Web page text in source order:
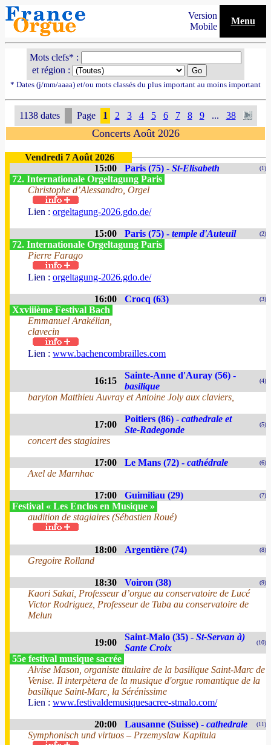
Version
Mobile
Menu
Mots clefs* :
et région :
* Dates (j/mm/aaaa) et/ou mots classés du plus important au moins important
1138 dates Page 1 2 3 4 5 6 7 8 9 ... 38
Concerts Août 2026
Vendredi 7 Août 2026
15:00
Paris (75) - St-Elisabeth (1)
72. Internationale Orgeltagung Paris
Christophe d’Alessandro, Orgel
Lien : orgeltagung-2026.gdo.de/
15:00 Paris (75) - temple d'Auteuil (2)
72. Internationale Orgeltagung Paris
Pierre Farago
Lien : orgeltagung-2026.gdo.de/
16:00 Crocq (63) (3)
Xxviiième Festival Bach
Emmanuel Arakélian,
clavecin
Lien : www.bachencombrailles.com
16:15
Sainte-Anne d'Auray (56) -
basilique
(4)
baryton Matthieu Auvray et Antoine Joly aux claviers,
17:00
Poitiers (86) - cathedrale et
Ste-Radegonde
(5)
concert des stagiaires
17:00 Le Mans (72) - cathédrale (6)
Axel de Marnhac
17:00 Guimiliau (29) (7)
Festival « Les Enclos en Musique »
audition de stagiaires (Sébastien Roué)
18:00 Argentière (74) (8)
Gregoire Rolland
18:30 Voiron (38) (9)
Kaori Sakai, Professeur d’orgue au conservatoire de Lucé
Victor Rodriguez, Professeur de Tuba au conservatoire de
Melun
19:00
Saint-Malo (35) - St-Servan à)
Sante Croix
(10)
55e festival musique sacrée
Alvise Mason, organiste titulaire de la basilique Saint-Marc de
Venise. Il interpètera de la musique d'orgue romantique de la
basilique Saint-Marc, la Sérénissime
Lien : www.festivaldemusiquesacree-stmalo.com/
20:00 Lausanne (Suisse) - cathedrale (11)
Symphonisch und virtuos – Przemyslaw Kapitula